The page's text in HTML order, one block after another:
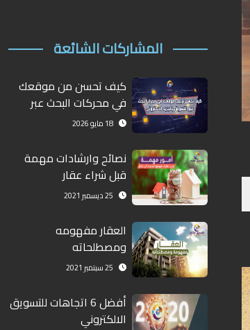
المشاركات الشائعة
كيف تحسن من موقعك
في محركات البحث عبر
التسويق الإلكتروني؟
18 مايو 2026
نصائح وارشادات مهمة
قبل شراء عقار
25 ديسمبر 2021
العقار مفهومه
ومصطلحاته
25 سبتمبر 2021
أفضل 6 اتجاهات للتسويق
الالكتروني